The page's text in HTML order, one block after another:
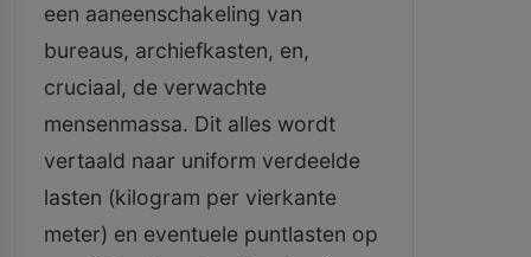
een aaneenschakeling van
bureaus, archiefkasten, en,
cruciaal, de verwachte
mensenmassa. Dit alles wordt
vertaald naar uniform verdeelde
lasten (kilogram per vierkante
meter) en eventuele puntlasten op